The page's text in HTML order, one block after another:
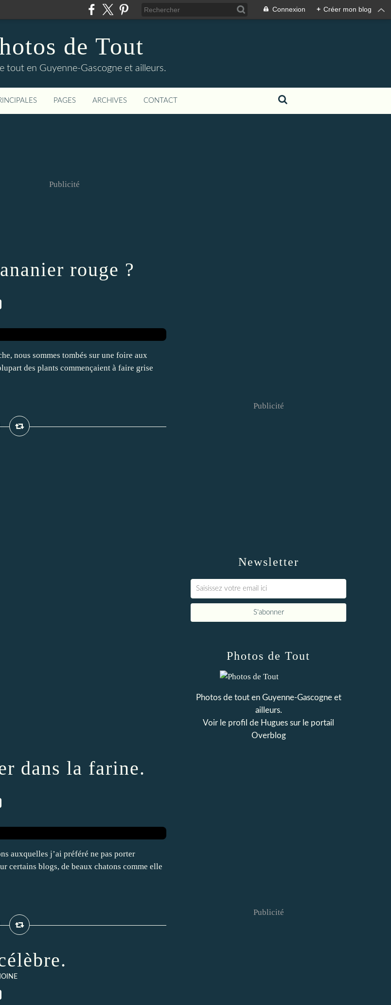
Connexion + Créer mon blog
de Tout
tout en Guyenne-Gascogne et ailleurs.
PAGES ARCHIVES CONTACT
Publicité
rouge ?
nous sommes tombés sur une foire aux
des plants commençaient à faire grise
dans la farine.
auxquelles j’ai préféré ne pas porter
certains blogs, de beaux chatons comme elle
Newsletter
Publicité
Photos de Tout
Photos de tout en Guyenne-Gascogne et
ailleurs.
Voir le profil de Hugues sur le portail
Overblog
Publicité